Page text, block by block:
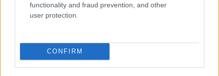
functionality and fraud prevention, and other
user protection.
CONFIRM